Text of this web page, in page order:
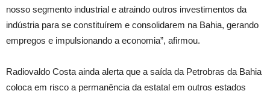
nosso segmento industrial e atraindo outros investimentos da
indústria para se constituírem e consolidarem na Bahia, gerando
empregos e impulsionando a economia”, afirmou.
Radiovaldo Costa ainda alerta que a saída da Petrobras da Bahia
coloca em risco a permanência da estatal em outros estados